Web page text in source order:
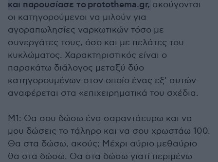
και παρουσίασε το protothema.gr, ακούγονται
οι κατηγορούμενοι να μιλούν για
αγοραπωλησίες ναρκωτικών τόσο με
συνεργάτες τους, όσο και με πελάτες του
κυκλώματος. Χαρακτηριστικός είναι ο
παρακάτω διάλογος μεταξύ δύο
κατηγορουμένων στον οποίο ένας εξ’ αυτών
αναφέρεται στα «επιχειρηματικά του σχέδια.
Μ1: Θα σου δώσω ένα σαραντάευρω και να
μου δώσεις το τάληρο και να σου χρωστάω 100.
Θα στα δώσω, ακούς; Μέχρι αύριο μεθαύριο
θα στα δώσω. Θα στα δώσω γιατί περιμένω